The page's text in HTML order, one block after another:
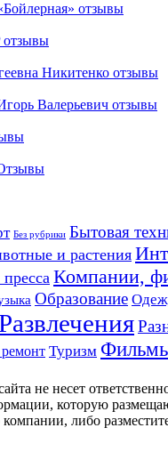
отзывы
отзывы
Никитенко отзывы
Валерьевич отзывы
Без рубрики Бытовая
и растения
Компании,
Образование
Туризм
не несет
которую
компании, либо